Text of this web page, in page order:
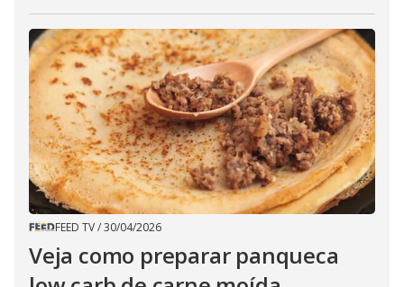
FEED TV/30/04/2026
Veja como preparar panqueca